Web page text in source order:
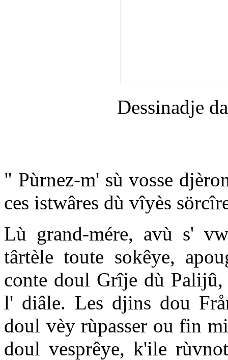
Dessinadje
" Pùrnez-m' sù vosse
ces istwâres dù vîyès
Lù grand-mére, avù s'
târtèle toute sokêye,
conte doul Grîje dù
l' diâle. Les djins dou
doul vèy rùpasser ou fin
doul vesprêye, k'ile